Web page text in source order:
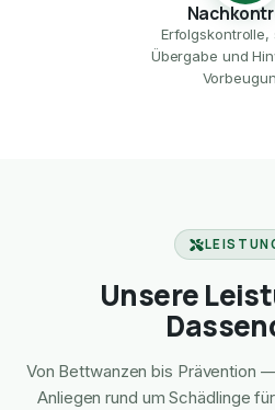
Erfolgskontrolle,
Übergabe und
Unsere
Von Bettwanzen bis Prävention
Anliegen rund um Schädlinge